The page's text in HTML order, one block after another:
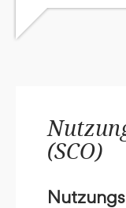
(SCO)